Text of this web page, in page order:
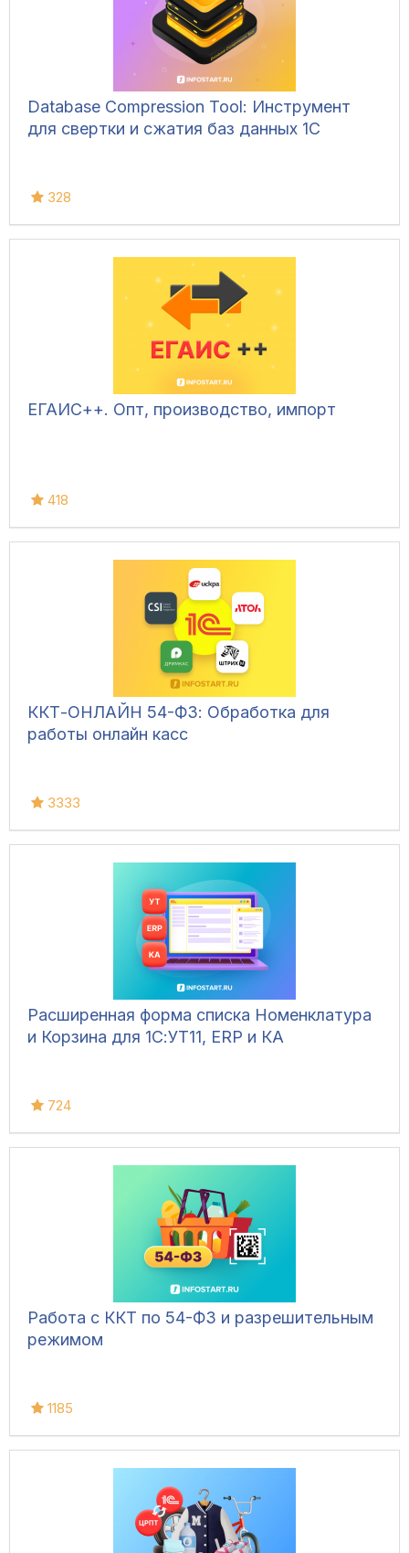
Database Compression Tool: Инструмент
для свертки и сжатия баз данных 1С
328
ЕГАИС++. Опт, производство, импорт
418
ККТ-ОНЛАЙН 54-ФЗ: Обработка для
работы онлайн касс
3333
Расширенная форма списка Номенклатура
и Корзина для 1С:УТ11, ERP и КА
724
Работа с ККТ по 54-ФЗ и разрешительным
режимом
1185